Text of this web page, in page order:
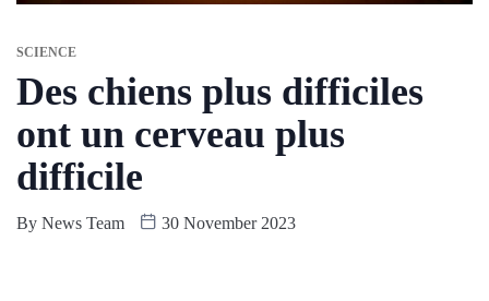
SCIENCE
Des chiens plus difficiles
ont un cerveau plus
difficile
By News Team 30 November 2023